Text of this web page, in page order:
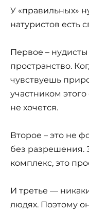
У «правильных»
натуристов есть
Первое –
пространство.
чувствуешь
участником
не хочется.
Второе – это не
без разрешения.
комплекс, это
И третье —
людях. Поэтому